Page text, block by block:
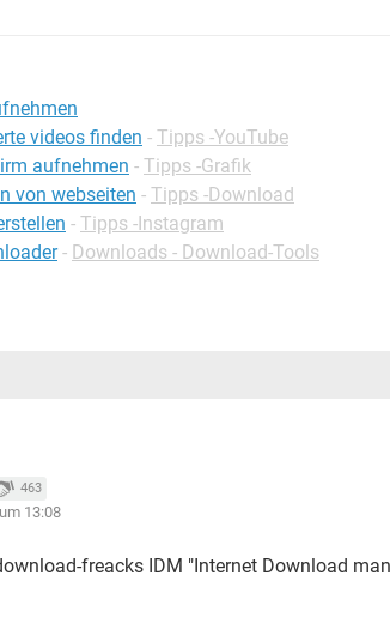
videos finden - Tipps -YouTube
aufnehmen - Tipps -Grafik
von webseiten - Tipps -Download
- Tipps -Instagram
- Downloads - Download-Tools
463
13:08
freacks IDM "Internet Download